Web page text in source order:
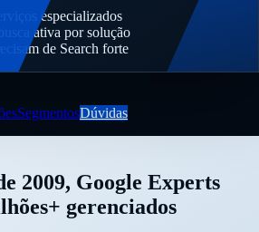
especializados
ativa por solução
de Search forte
SegmentosDúvidas
2009, Google Experts
gerenciados